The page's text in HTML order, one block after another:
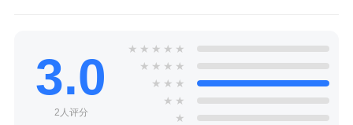
3.0
2人评分
★ ★ ★ ★ ★
★ ★ ★ ★
★ ★ ★
★ ★
★